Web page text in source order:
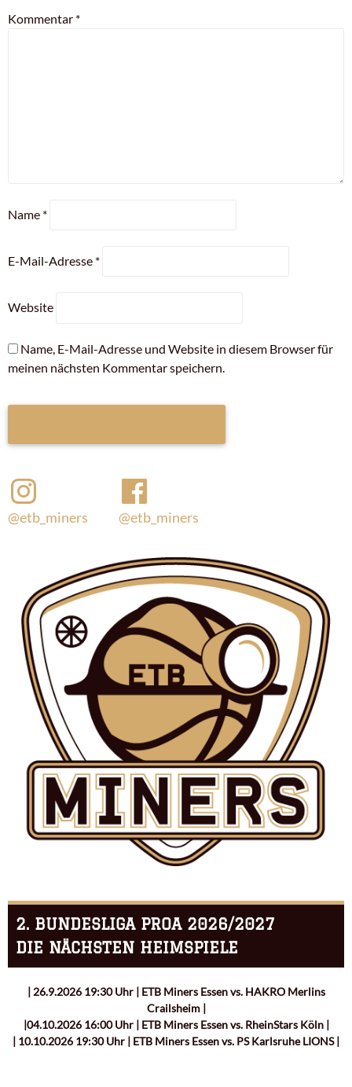
Kommentar *
Name *
E-Mail-Adresse *
Website
Name, E-Mail-Adresse und Website in diesem Browser für
meinen nächsten Kommentar speichern.
@etb_miners @etb_miners
2. BUNDESLIGA PROA 2026/2027
DIE NÄCHSTEN HEIMSPIELE
| 26.9.2026 19:30 Uhr | ETB Miners Essen vs. HAKRO Merlins
Crailsheim |
|04.10.2026 16:00 Uhr | ETB Miners Essen vs. RheinStars Köln |
| 10.10.2026 19:30 Uhr | ETB Miners Essen vs. PS Karlsruhe LIONS |